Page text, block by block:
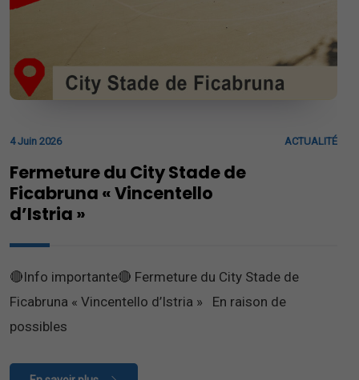
4 Juin 2026 ACTUALITÉ
Fermeture du City Stade de
Ficabruna « Vincentello
d’Istria »
🔴Info importante🔴 Fermeture du City Stade de
Ficabruna « Vincentello d’Istria » En raison de
possibles